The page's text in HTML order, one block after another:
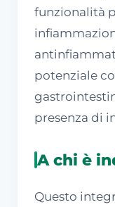
funzionalità
potenziale
presenza di
A chi è
Questo